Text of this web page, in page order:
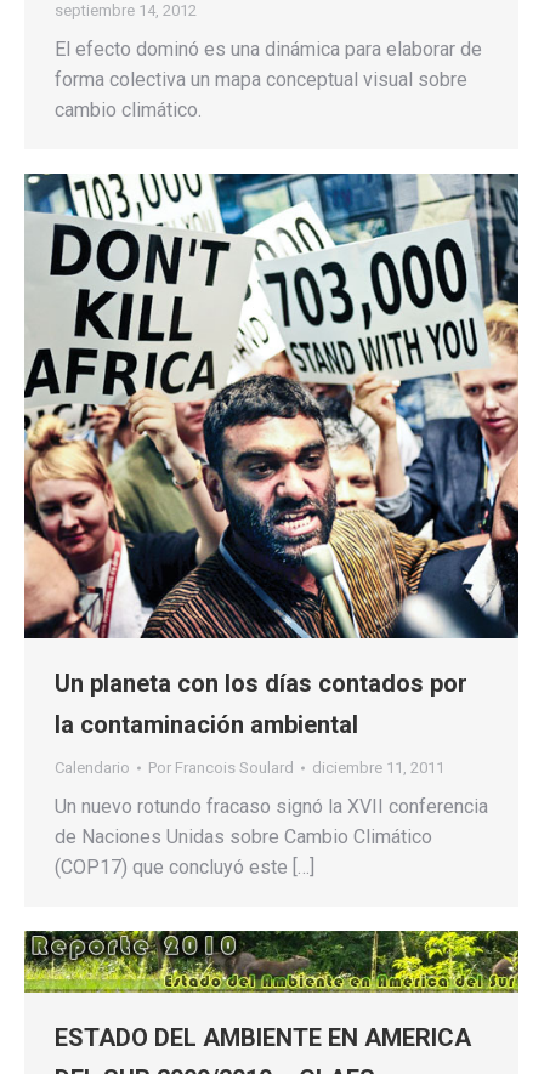
septiembre 14, 2012
El efecto dominó es una dinámica para elaborar de
forma colectiva un mapa conceptual visual sobre
cambio climático.
Un planeta con los días contados por
la contaminación ambiental
Calendario Por Francois Soulard diciembre 11, 2011
Un nuevo rotundo fracaso signó la XVII conferencia
de Naciones Unidas sobre Cambio Climático
(COP17) que concluyó este […]
ESTADO DEL AMBIENTE EN AMERICA